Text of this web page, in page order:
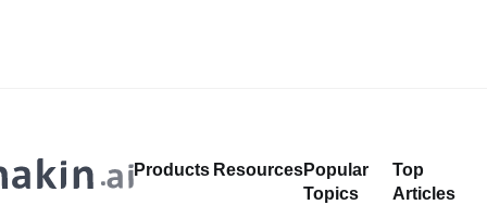
Products ResourcesPopular
Topics
Top
Articles